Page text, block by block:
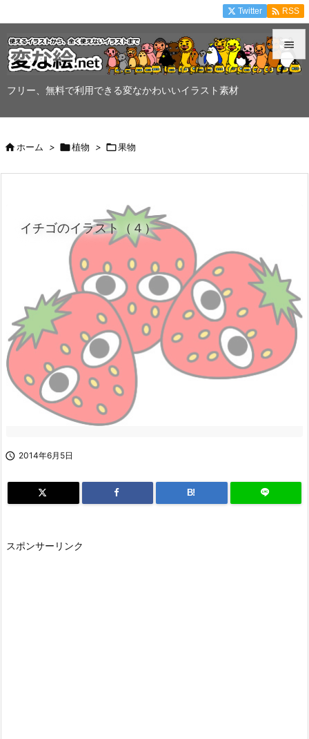
フリー、無料で利用できる変なかわいいイラスト素材


Twitter  RSS
ホーム > 植物 > 果物
イチゴのイラスト（４）
 2014年6月5日
B!
スポンサーリンク